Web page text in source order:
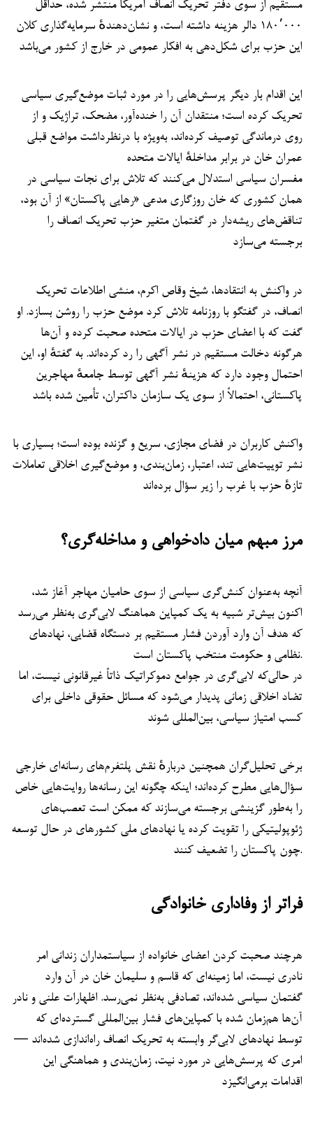
مستقیم از سوی دفتر تحریک انصاف آمریکا منتشر شده، حداقل
۱۸۰٬۰۰۰ دالر هزینه داشته است، و نشان‌دهندهٔ سرمایه‌گذاری کلان
این حزب برای شکل‌دهی به افکار عمومی در خارج از کشور می‌باشد
این اقدام بار دیگر پرسش‌هایی را در مورد ثبات موضع‌گیری سیاسی
تحریک کرده است؛ منتقدان آن را خنده‌آور، مضحک، تراژیک و از
روی درماندگی توصیف کرده‌اند، به‌ویژه با درنظر‌داشت مواضع قبلی
عمران خان در برابر مداخلهٔ ایالات متحده
مفسران سیاسی استدلال می‌کنند که تلاش برای نجات سیاسی در
همان کشوری که خان روزگاری مدعی «رهایی پاکستان» از آن بود،
تناقض‌های ریشه‌دار در گفتمان متغیر حزب تحریک انصاف را
برجسته می‌سازد
در واکنش به انتقادها، شیخ وقاص اکرم، منشی اطلاعات تحریک
انصاف، در گفتگو با روزنامه تلاش کرد موضع حزب را روشن بسازد. او
گفت که با اعضای حزب در ایالات متحده صحبت کرده و آن‌ها
هرگونه دخالت مستقیم در نشر آگهی را رد کرده‌اند. به گفتهٔ او، این
احتمال وجود دارد که هزینهٔ نشر آگهی توسط جامعهٔ مهاجرین
پاکستانی، احتمالاً از سوی یک سازمان داکتران، تأمین شده باشد
واکنش کاربران در فضای مجازی، سریع و گزنده بوده است؛ بسیاری با
نشر توییت‌هایی تند، اعتبار، زمان‌بندی، و موضع‌گیری اخلاقی تعاملات
تازهٔ حزب با غرب را زیر سؤال برده‌اند
مرز مبهم میان دادخواهی و مداخله‌گری؟
آنچه به‌عنوان کنش‌گری سیاسی از سوی حامیان مهاجر آغاز شد،
اکنون بیش‌تر شبیه به یک کمپاین هماهنگ لابی‌گری به‌نظر می‌رسد
که هدف آن وارد آوردن فشار مستقیم بر دستگاه قضایی، نهادهای
نظامی و حکومت منتخب پاکستان است.
در حالی‌که لابی‌گری در جوامع دموکراتیک ذاتاً غیرقانونی نیست، اما
تضاد اخلاقی زمانی پدیدار می‌شود که مسائل حقوقی داخلی برای
کسب امتیاز سیاسی، بین‌المللی شوند
برخی تحلیل‌گران همچنین دربارهٔ نقش پلتفرم‌های رسانه‌ای خارجی
سؤال‌هایی مطرح کرده‌اند؛ اینکه چگونه این رسانه‌ها روایت‌هایی خاص
را به‌طور گزینشی برجسته می‌سازند که ممکن است تعصب‌های
ژئوپولیتیکی را تقویت کرده یا نهادهای ملی کشورهای در حال توسعه
چون پاکستان را تضعیف کنند.
فراتر از وفاداری خانوادگی
هرچند صحبت‌ کردن اعضای خانواده از سیاستمداران زندانی امر
نادری نیست، اما زمینه‌ای که قاسم و سلیمان خان در آن وارد
گفتمان سیاسی شده‌اند، تصادفی به‌نظر نمی‌رسد. اظهارات علنی و نادر
آن‌ها هم‌زمان شده با کمپاین‌های فشار بین‌المللی گسترده‌ای که
توسط نهادهای لابی‌گر وابسته به تحریک انصاف راه‌اندازی شده‌اند —
امری که پرسش‌هایی در مورد نیت، زمان‌بندی و هماهنگی این
اقدامات برمی‌انگیزد